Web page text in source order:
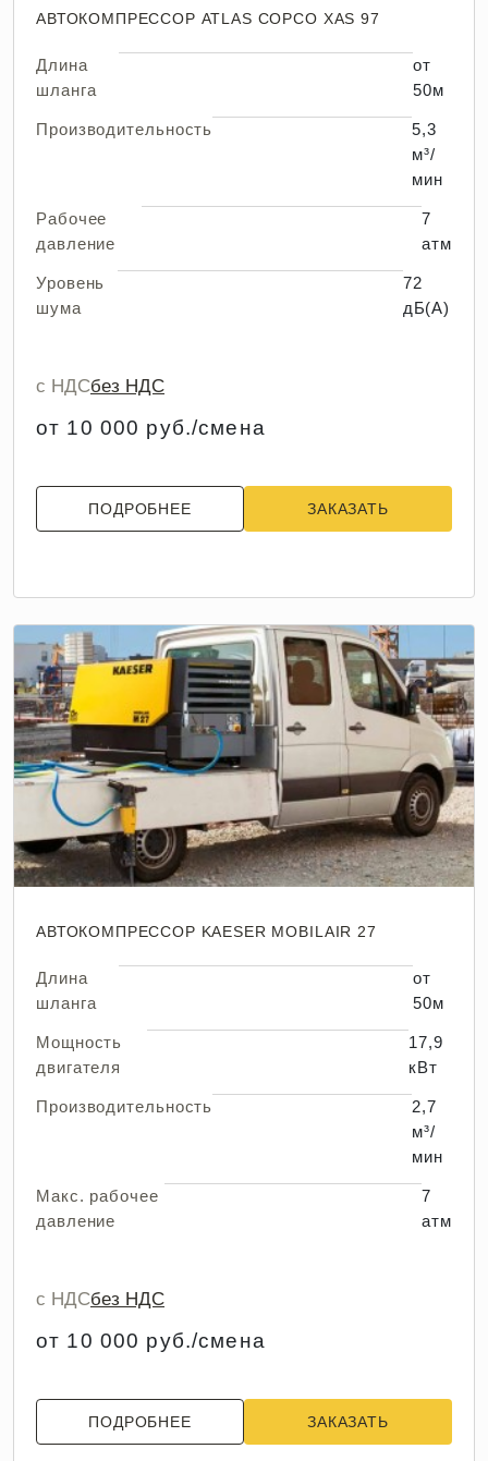
АВТОКОМПРЕССОР ATLAS COPCO XAS 97
Длина
шланга
от
50м
Производительность
5,3
м³/
мин
Рабочее
давление
7
атм
Уровень
шума
72
дБ(А)
с НДСбез НДС
от 10 000 руб./смена
ПОДРОБНЕЕ ЗАКАЗАТЬ
АВТОКОМПРЕССОР KAESER MOBILAIR 27
Длина
шланга
от
50м
Мощность
двигателя
17,9
кВт
Производительность
2,7
м³/
мин
Макс. рабочее
давление
7
атм
с НДСбез НДС
от 10 000 руб./смена
ПОДРОБНЕЕ ЗАКАЗАТЬ